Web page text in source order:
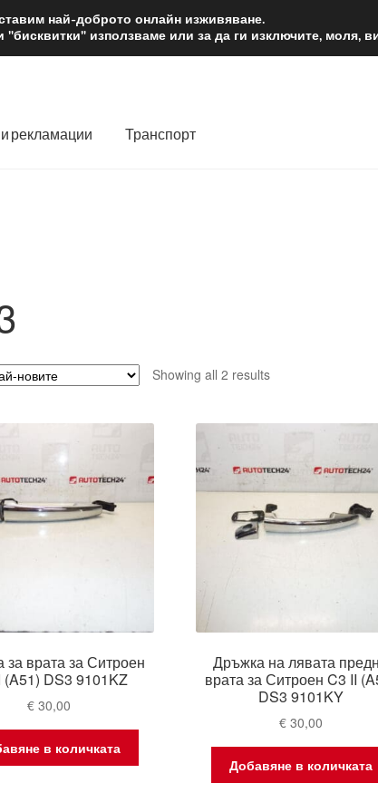
рекламации Транспорт
Showing all 2 resultsSorted
за врата за Ситроен
(A51) DS3 9101KZ
€ 30,00
в количката
Дръжка на лявата
врата за Ситроен C3 II
DS3 9101KY
€30,00
Добавяне в количката
най-доброто онлайн изживяване.
използваме или за да ги изключите, моля,